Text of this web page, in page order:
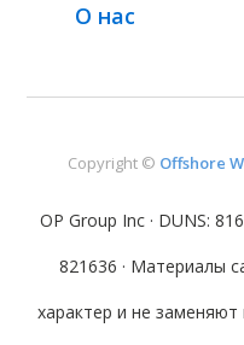
О нас
Copyright © Offshore
OP Group Inc · DUNS:
821636 · Материалы
характер и не